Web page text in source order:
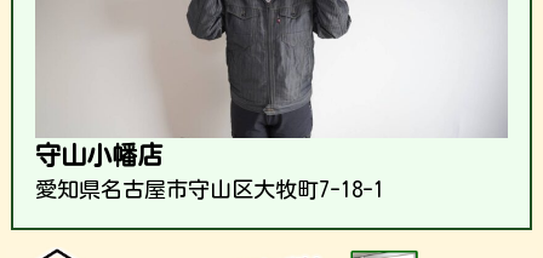
守山小幡店
愛知県名古屋市守山区大牧町7-18-1